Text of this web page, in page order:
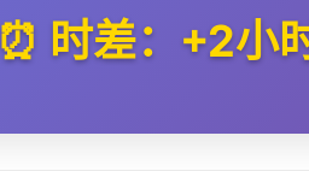
⏰ 时差：+2小